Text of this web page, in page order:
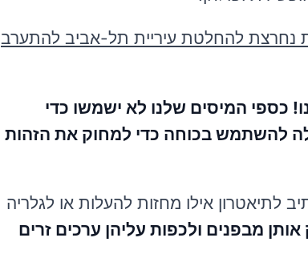
נחרצת להחלטת עיריית תל-אביב להתערב
כספי המיסים שלנו לא ישמשו כדי
להשתמש בכוחה כדי למחוק את הזהות
אילו מחזות להעלות או לגלריה
מבפנים ולכפות עליהן ערכים זרים